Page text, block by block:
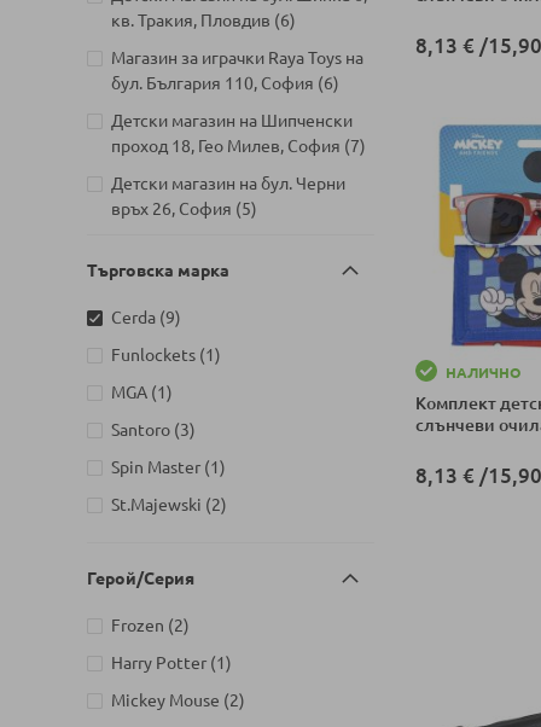
8,13 € /
НАЛИЧНО
Комплект
слънчеви
8,13 € /
кв. Тракия, Пловдив
6
артикули
Магазин за играчки Raya Toys на
бул. България 110, София
6
артикули
Детски магазин на Шипченски
проход 18, Гео Милев, София
7
артикули
Детски магазин на бул. Черни
връх 26, София
5
артикули
Йерусалим, бл. 47В, жк. Младост
Митрополит Андрей №31,
Търговище
Търговска марка
Cerda 9
артикули
Funlockets 1
артикул
MGA 1
артикул
Santoro 3
артикули
Spin Master 1
артикул
St.Majewski
2
артикули
Герой/Серия
Frozen 2
артикули
Harry Potter 1
артикул
Mickey Mouse
2
артикули